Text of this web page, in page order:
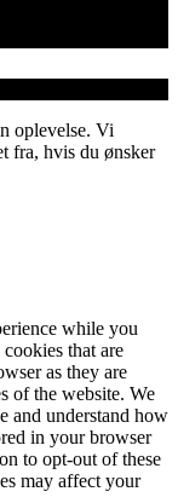
oplevelse. Vi
fra, hvis du ønsker
while you
that are
as they are
of the website. We
and understand how
in your browser
to opt-out of these
may affect your